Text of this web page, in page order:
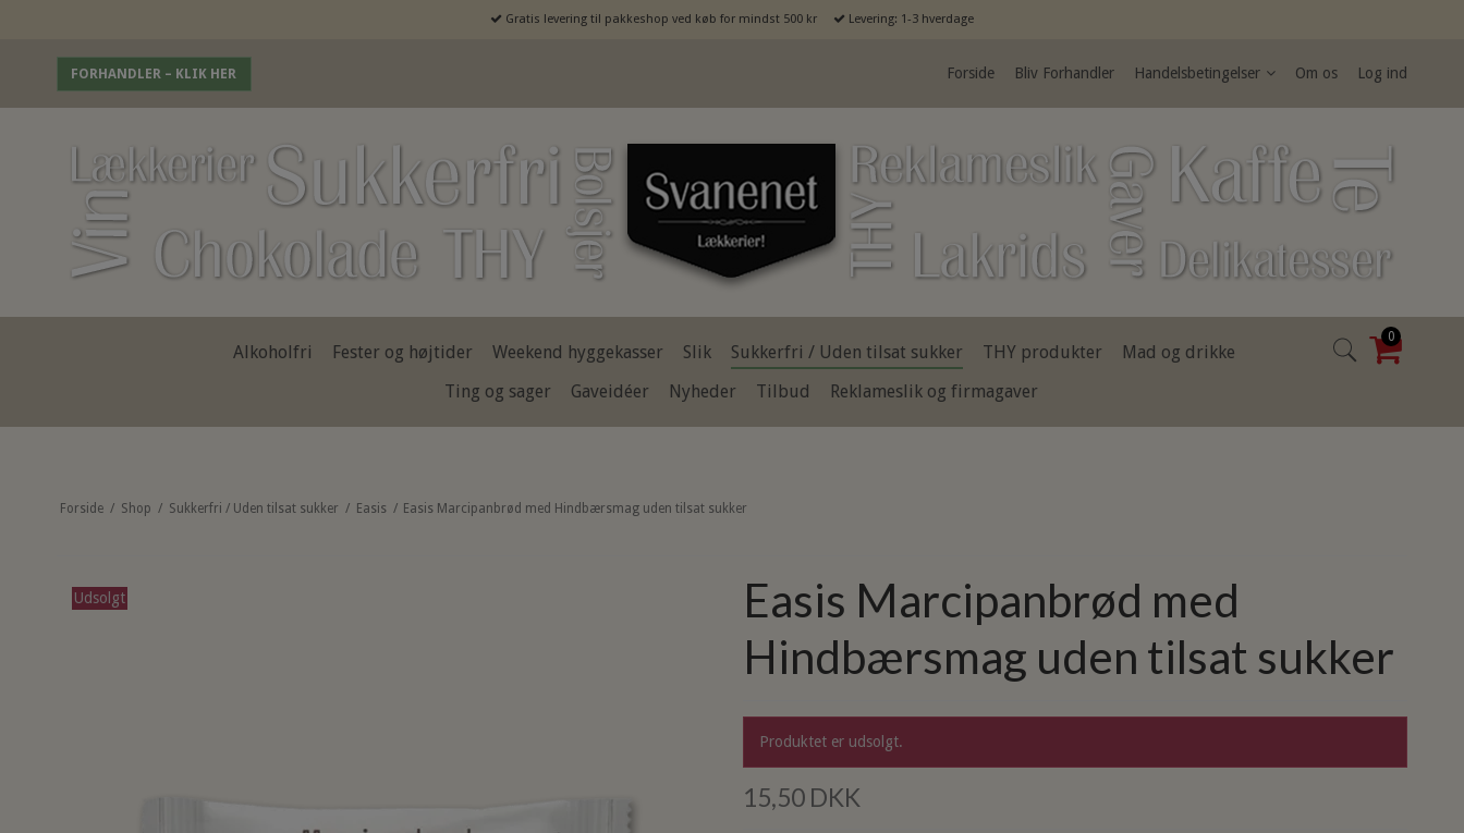
Gratis levering til pakkeshop ved køb for mindst 500 kr Levering: 1-3 hverdage
FORHANDLER – KLIK HER Forside Bliv Forhandler Handelsbetingelser Om os Log ind
0
Alkoholfri Fester og højtider Weekend hyggekasser Slik Sukkerfri / Uden tilsat sukker THY produkter
Mad og drikke
Ting og sager
Gaveidéer Nyheder Tilbud Reklameslik og firmagaver
Forside / Shop / Sukkerfri / Uden tilsat sukker / Easis / Easis Marcipanbrød med Hindbærsmag uden tilsat sukker
Udsolgt
Easis Marcipanbrød med
Hindbærsmag uden tilsat sukker
Produktet er udsolgt.
15,50 DKK